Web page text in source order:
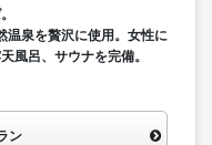
温泉を贅沢に使用。女性に
風呂、サウナを完備。
ン